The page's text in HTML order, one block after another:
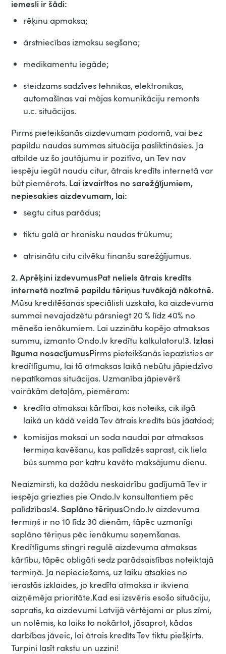
iemesli ir šādi:
rēķinu apmaksa;
ārstniecības izmaksu segšana;
medikamentu iegāde;
steidzams sadzīves tehnikas, elektronikas,
automašīnas vai mājas komunikāciju remonts
u.c. situācijas.
Pirms pieteikšanās aizdevumam padomā, vai bez
papildu naudas summas situācija pasliktināsies. Ja
atbilde uz šo jautājumu ir pozitīva, un Tev nav
iespēju iegūt naudu citur, ātrais kredīts internetā var
būt piemērots. Lai izvairītos no sarežģījumiem,
nepiesakies aizdevumam, lai:
segtu citus parādus;
tiktu galā ar hronisku naudas trūkumu;
atrisinātu citu cilvēku finanšu sarežģījumus.
2. Aprēķini izdevumusPat neliels ātrais kredīts
internetā nozīmē papildu tēriņus tuvākajā nākotnē.
Mūsu kreditēšanas speciālisti uzskata, ka aizdevuma
summai nevajadzētu pārsniegt 20 % līdz 40% no
mēneša ienākumiem. Lai uzzinātu kopējo atmaksas
summu, izmanto Ondo.lv kredītu kalkulatoru!3. Izlasi
līguma nosacījumusPirms pieteikšanās iepazīsties ar
kredītlīgumu, lai tā atmaksas laikā nebūtu jāpiedzīvo
nepatīkamas situācijas. Uzmanība jāpievērš
vairākām detaļām, piemēram:
kredīta atmaksai kārtībai, kas noteiks, cik ilgā
laikā un kādā veidā Tev ātrais kredīts būs jāatdod;
komisijas maksai un soda naudai par atmaksas
termiņa kavēšanu, kas palīdzēs saprast, cik liela
būs summa par katru kavēto maksājumu dienu.
Neaizmirsti, ka dažādu neskaidrību gadījumā Tev ir
iespēja griezties pie Ondo.lv konsultantiem pēc
palīdzības!4. Saplāno tēriņusOndo.lv aizdevuma
termiņš ir no 10 līdz 30 dienām, tāpēc uzmanīgi
saplāno tēriņus pēc ienākumu saņemšanas.
Kredītlīgums stingri regulē aizdevuma atmaksas
kārtību, tāpēc obligāti sedz parādsaistības noteiktajā
termiņā. Ja nepieciešams, uz laiku atsakies no
ierastās izklaides, jo kredīta atmaksa ir ikviena
aizņēmēja prioritāte.Kad esi izsvēris esošo situāciju,
sapratis, ka aizdevumi Latvijā vērtējami ar plus zīmi,
un nolēmis, ka laiks to nokārtot, jāsaprot, kādas
darbības jāveic, lai ātrais kredīts Tev tiktu piešķirts.
Turpini lasīt rakstu un uzzini!